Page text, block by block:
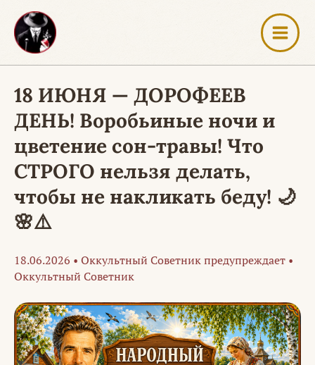
Перейти
содержимому
18 ИЮНЯ — ДОРОФЕЕВ
ДЕНЬ! Воробьиные ночи и
цветение сон-травы! Что
СТРОГО нельзя делать,
чтобы не накликать беду! 🌙
🌸⚠️
18.06.2026 • Оккультный Советник предупреждает •
Оккультный Советник